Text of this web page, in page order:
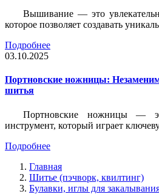
Вышивание — это
которое позволяет создавать
Подробнее
03.10.2025
Портновские ножницы:
шитья
Портновские ножницы —
инструмент, который играет
Подробнее
Главная
Шитье (пэчворк, квилтинг)
Булавки, иглы для